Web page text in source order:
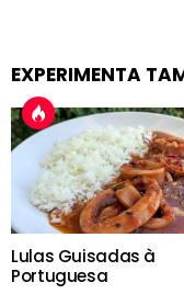
EXPERIMENTA
Lulas Guisadas à
Portuguesa